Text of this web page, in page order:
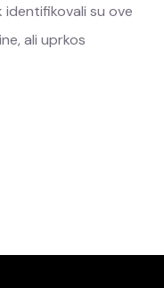
identifikovali su ove
ali uprkos